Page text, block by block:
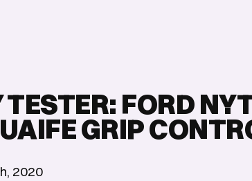
TESTER: FORD
GRIP
2020